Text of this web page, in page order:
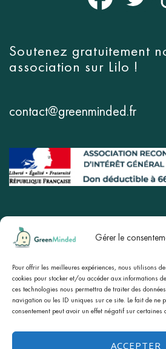
Gérer le
Pour offrir les meilleures expériences, nous utilisons
cookies pour stocker et/ou accéder aux informations
ces technologies nous permettra de traiter des
navigation ou les ID uniques sur ce site. Le fait de ne
consentement peut avoir un effet négatif sur certaines
ACCEPTER
Soutenez gratuitement
association sur Lilo !
contact@greenminded.fr
À propos
Mentions légales
CGV
Politique de confidentialité
Politique de cookies (UE)